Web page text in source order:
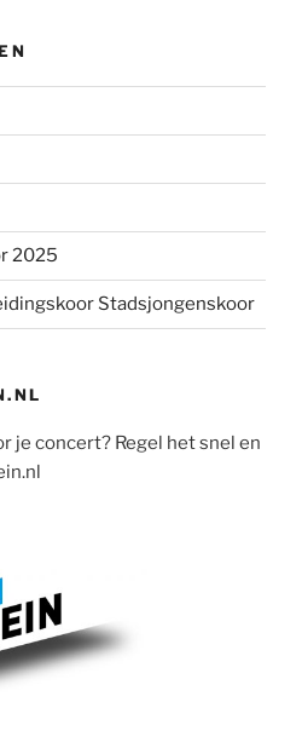
2025
Stadsjongenskoor
je concert? Regel het snel en